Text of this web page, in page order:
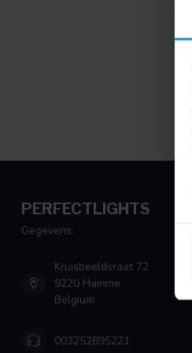
PERFECTLIGHTS
Gegevens:
Kruisbeeldsraat 72
9220 Hamme
Belgium
003252895221